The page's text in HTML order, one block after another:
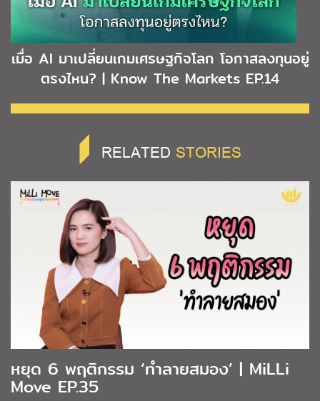
เมื่อ AI มาเปลี่ยนเกมเศรษฐกิจโลก โอกาสลงทุนอยู่
ตรงไหน? | Know The Markets EP.14
RELATED STORIES
หยุด 6 พฤติกรรม ‘ทำลายสมอง’ | MiLLi
Move EP.35